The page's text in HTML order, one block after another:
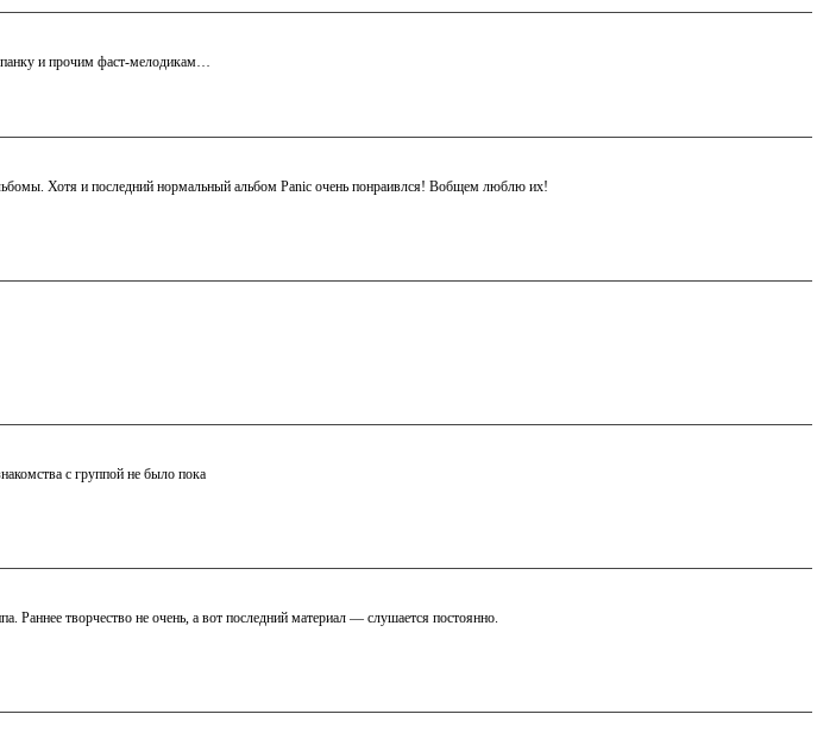
панку и прочим фаст-мелодикам…
Хотя и последний нормальный альбом Panic очень понраивлся! Вобщем люблю их!
с группой не было пока
Раннее творчество не очень, а вот последний материал — слушается постоянно.